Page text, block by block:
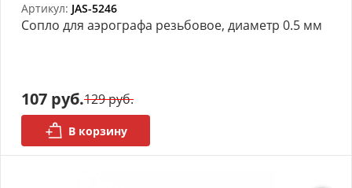
Артикул: JAS-5246
Сопло для аэрографа резьбовое, диаметр 0.5 мм
107 руб.129 руб.
В корзину